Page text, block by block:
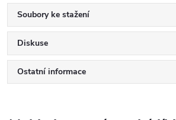
Soubory ke stažení
Diskuse
Ostatní informace